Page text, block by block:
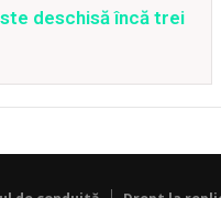
deschisă încă trei